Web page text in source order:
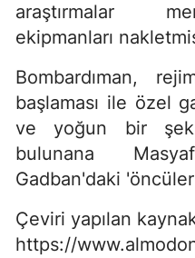
araştırmalar
ekipmanları
Bombardıman,
başlaması ile özel
ve yoğun bir
bulunana
Gadban'daki 'öncüler
Çeviri yapılan
https://